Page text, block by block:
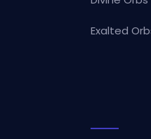
Exalted